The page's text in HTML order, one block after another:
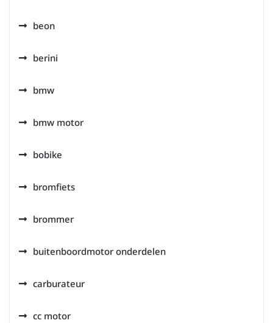
beon
berini
bmw
bmw motor
bobike
bromfiets
brommer
buitenboordmotor onderdelen
carburateur
cc motor